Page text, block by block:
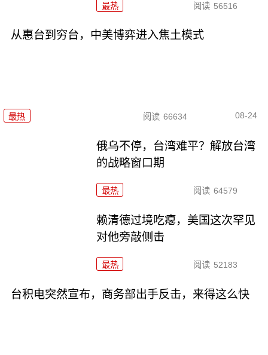
最热 阅读 56516
从惠台到穷台，中美博弈进入焦土模式
最热 阅读 66634 08-24
俄乌不停，台湾难平？解放台湾
的战略窗口期
最热 阅读 64579
赖清德过境吃瘪，美国这次罕见
对他旁敲侧击
最热 阅读 52183
台积电突然宣布，商务部出手反击，来得这么快